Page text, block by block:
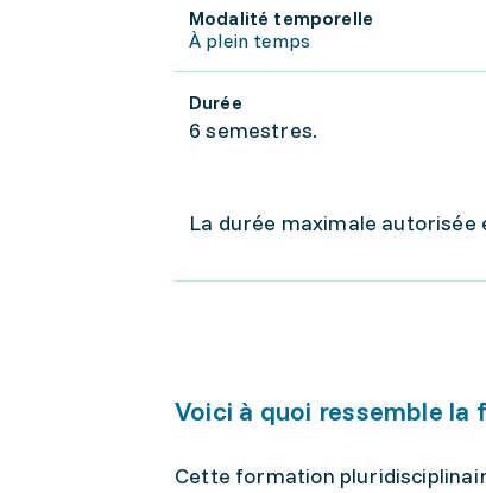
Modalité temporelle
À plein temps
Durée
6 semestres.
La durée maximale autorisée
Voici à quoi ressemble la
Cette formation